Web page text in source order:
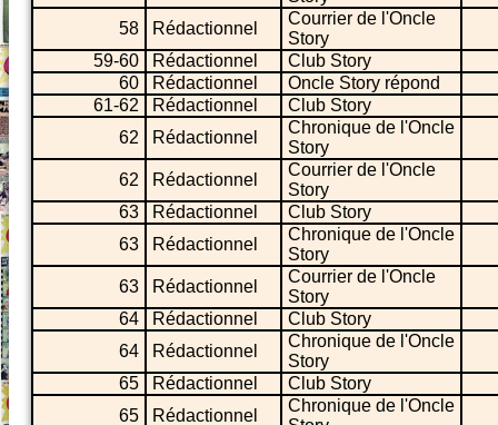
58
Rédactionnel
Courrier de l'Oncle
Story
59-60
Rédactionnel
Club Story
60
Rédactionnel
Oncle Story répond
61-62
Rédactionnel
Club Story
62
Rédactionnel
Chronique de l'Oncle
Story
62
Rédactionnel
Courrier de l'Oncle
Story
63
Rédactionnel
Club Story
63
Rédactionnel
Chronique de l'Oncle
Story
63
Rédactionnel
Courrier de l'Oncle
Story
64
Rédactionnel
Club Story
64
Rédactionnel
Chronique de l'Oncle
Story
65
Rédactionnel
Club Story
65
Rédactionnel
Chronique de l'Oncle